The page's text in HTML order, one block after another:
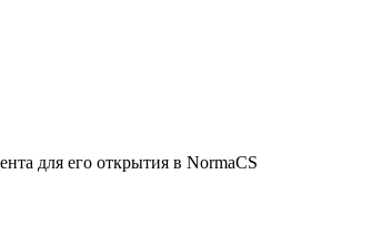
для его открытия в NormaCS